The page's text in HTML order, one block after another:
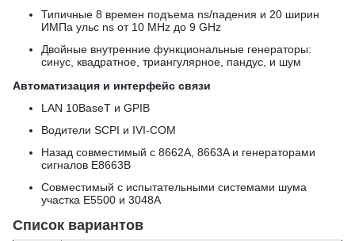
Типичные 8 времен подъема ns/падения и 20 ширин
ИМПа ульс ns от 10 MHz до 9 GHz
Двойные внутренние функциональные генераторы:
синус, квадратное, триангулярное, пандус, и шум
Автоматизация и интерфейс связи
LAN 10BaseT и GPIB
Водители SCPI и IVI-COM
Назад совместимый с 8662A, 8663A и генераторами
сигналов E8663B
Совместимый с испытательными системами шума
участка E5500 и 3048A
Список вариантов